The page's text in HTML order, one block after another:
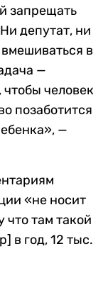
запрещать
депутат, ни
в
—
чтобы человек
позаботится
—
«не носит
там такой
в год, 12 тыс.